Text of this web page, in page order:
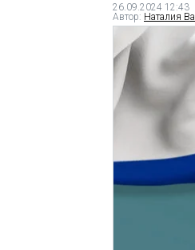
26.09.2024 12:43
Автор: Наталия